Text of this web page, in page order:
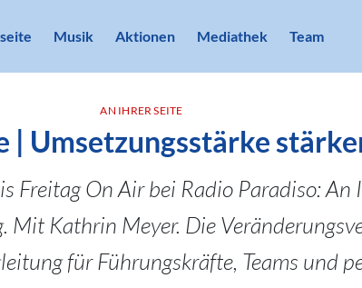
Musik Aktionen Mediathek Team
AN IHRER SEITE
| Umsetzungsstärke
Freitag On Air bei Radio Paradiso: An
Mit Kathrin Meyer. Die
für Führungskräfte, Teams und